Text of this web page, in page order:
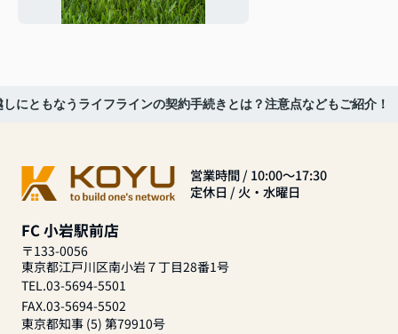
しにともなうライフラインの契約手続きとは？注意点などもご紹介！
営業時間 / 10:00～17:30
定休日 / 火・水曜日
FC 小岩駅前店
〒133-0056
東京都江戸川区南小岩７丁目28番1号
TEL.03-5694-5501
FAX.03-5694-5502
東京都知事 (5) 第79910号